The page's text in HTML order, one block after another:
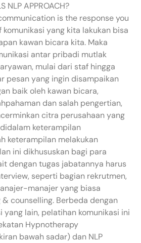
NLP APPROACH?
is the response you
yang kita lakukan bisa
kawan bicara kita. Maka
antar pribadi mutlak
mulai dari staf hingga
pesan yang ingin disampaikan
baik oleh kawan bicara,
dan salah pengertian,
citra perusahaan yang
keterampilan
keterampilan melakukan
ini dikhususkan bagi para
dengan tugas jabatannya harus
seperti bagian rekrutmen,
manajer yang biasa
counselling. Berbeda dengan
yang lain, pelatihan komunikasi ini
Hypnotherapy
bawah sadar) dan NLP